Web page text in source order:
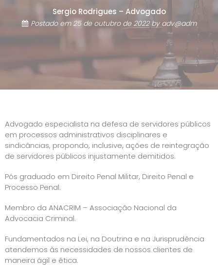
Sergio Rodrigues – Advogado
Postado em 25 de outubro de 2022by adv@adm
Advogado especialista na defesa de servidores públicos
em processos administrativos disciplinares e
sindicâncias, propondo, inclusive, ações de reintegração
de servidores públicos injustamente demitidos.
Pós graduado em Direito Penal Militar, Direito Penal e
Processo Penal.
Membro da ANACRIM – Associação Nacional da
Advocacia Criminal.
Fundamentados na Lei, na Doutrina e na Jurisprudência
atendemos às necessidades de nossos clientes de
maneira ágil e ética.